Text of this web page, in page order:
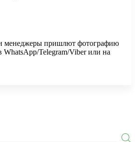
менеджеры пришлют фотографию
WhatsApp/Telegram/Viber или на